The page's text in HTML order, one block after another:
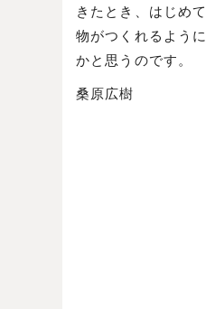
きたとき、はじめ
物がつくれるよう
かと思うのです。
桑原広樹